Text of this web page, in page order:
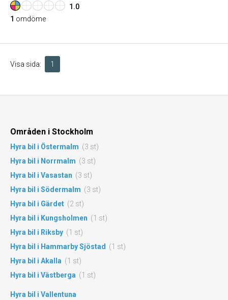
1.0
1 omdöme
Visa sida: 1
Områden i Stockholm
Hyra bil i Östermalm (3 st)
Hyra bil i Norrmalm (3 st)
Hyra bil i Vasastan (3 st)
Hyra bil i Södermalm (3 st)
Hyra bil i Gärdet (2 st)
Hyra bil i Kungsholmen (1 st)
Hyra bil i Riksby (1 st)
Hyra bil i Hammarby Sjöstad
(1 st)
Hyra bil i Akalla (1 st)
Hyra bil i Västberga (1 st)
Hyra bil i Vallentuna